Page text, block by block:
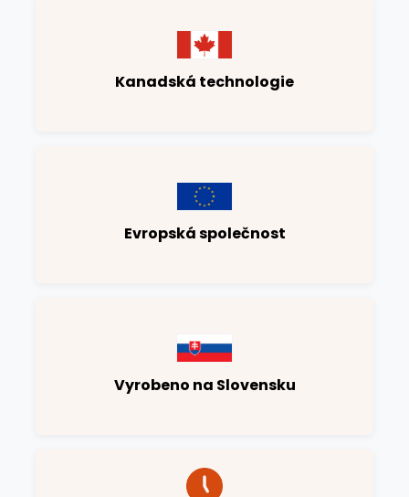
Kanadská technologie
Evropská společnost
Vyrobeno na Slovensku